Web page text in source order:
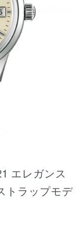
エレガンス
トラップモデ